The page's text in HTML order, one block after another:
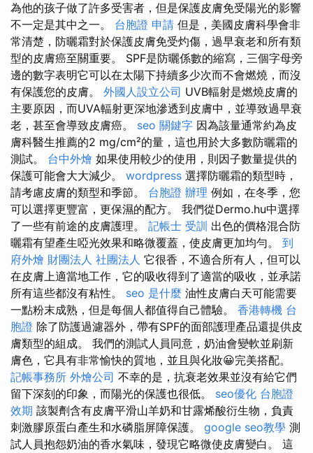
為他的孩子做了許多受害者，但是保護皮膚免受陽光的影響
不一定是其中之一。 台胞證 申請 但是，美國皮膚科學會非
常清楚，防曬霜對於保護皮膚免受灼傷，過早衰老和所有類
型的皮膚癌至關重要。 SPF是防曬係數的縮寫，三個字母旁
邊的數字表明它可以在太陽下持續多少次而不會燃燒，而沒
有保護您的皮膚。 外國人設立公司 UVB輻射是燃燒皮膚的
主要原因，而UVA輻射更深地滲透到皮膚中，並導致過早衰
老，甚至會導致皮膚癌。 seo 關鍵字 因為該量通常約為皮
膚科醫生推薦的2 mg/cm²的量，這也用於大多數防曬霜的
測試。 台中外燴 如果使用較少的使用，則因子數量提供的
保護可能會大大減少。 wordpress 選擇防曬霜的類型時，
請考慮皮膚的類型和季節。 台胞證 辦理 例如，在冬季，您
可以選擇更豐富，更保濕的配方。 我們從Dermo.hu中選擇
了一些有前途的皮膚護理。 記帳士 受訓 出色的價格混合防
曬霜有望產生啞光效果和略微覆蓋，使皮膚更加均勻。 到
府外燴 財團法人 社團法人 它很香，不適合所有人，但可以
在皮膚上適當地工作，它的吸收得到了適當的吸收，並承諾
所有這些都沒有粘性。 seo 是什麼 油性皮膚白天可能需要
一點粉末成熟，但是每個人都值得自己體驗。 香港轉機 台
胞證 除了防護過濾器外，帶有SPF的面部護理產品還提供皮
膚類型的組成。 我們的測試人員同意，奶油會變軟並刷新
膚色，它具有非常愉快的質地，並且與化妝😀完美搭配。
記帳事務所 外燴公司 不幸的是，抗衰老效果並沒有給它們
留下深刻的印象，而陽光的保護也很低。 seo優化 台胞證
效期 該製劑含有皮膚平滑山羊奶和甘露烯酸衍生物，負責
刺激膠原蛋白產生和水磷脂屏障保護。 google seo教學 測
試人員抱怨奶油的香水氣味，發現它略微使皮膚變白。 這